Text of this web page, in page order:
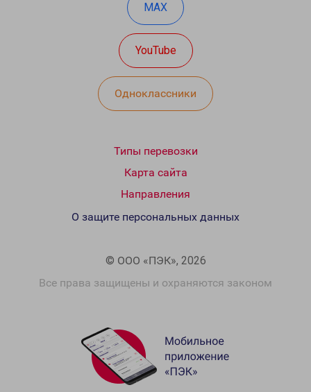
MAX
YouTube
Одноклассники
Типы перевозки
Карта сайта
Направления
© ООО «ПЭК», 2026
Все права защищены и охраняются законом
О защите персональных данных